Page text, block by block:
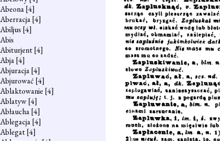
Abeona[4]
Aberracja[4]
Abiljus [4]
Abis
Abiturjent[4]
Abja[4]
Abjuracja[4]
Abjurować [4]
Ablaktowanie [4]
Ablatyw[4]
Abłaucha[4]
Ablegacja[4]
Ablegat[4]